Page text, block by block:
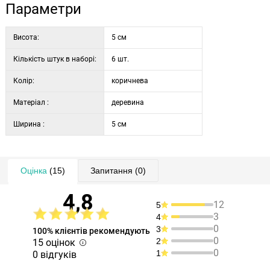
Параметри
Висота: 5 см
Кількість штук в наборі: 6 шт.
Колір: коричнева
Матеріал : деревина
Ширина : 5 см
Оцінка (15) Запитання (0)
4,8
100% клієнтів рекомендують
15 оцінок
0 відгуків
5 12
4 3
3 0
2 0
1 0